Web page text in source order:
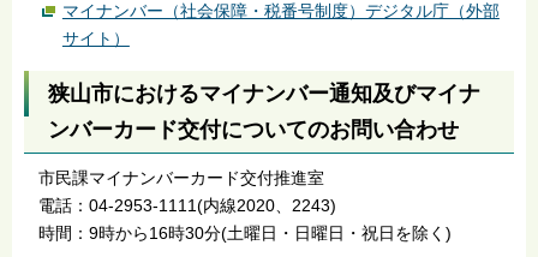
マイナンバー（社会保障・税番号制度）デジタル庁（外部
サイト）
狭山市におけるマイナンバー通知及びマイナ
ンバーカード交付についてのお問い合わせ
市民課マイナンバーカード交付推進室
電話：04-2953-1111(内線2020、2243)
時間：9時から16時30分(土曜日・日曜日・祝日を除く)